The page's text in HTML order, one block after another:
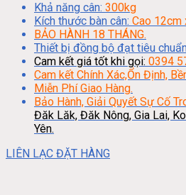
Khả năng cân: 300kg
Kích thước bàn cân: Cao 12cm
BẢO HÀNH 18 THÁNG.
Thiết bị đồng bộ đạt tiêu
Cam kết giá tốt khi gọi: 0394
Cam kết Chính Xác,Ổn Định,
Miễn Phí Giao Hàng.
Bảo Hành, Giải Quyết Sự Cố
Đăk Lăk, Đăk Nông, Gia Lai,
Yên.
LIÊN LẠC ĐẶT HÀNG